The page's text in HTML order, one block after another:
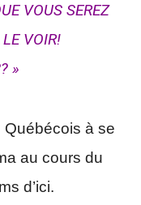
VOUS SEREZ
VOIR!
»
Québécois à se
au cours du
d’ici.